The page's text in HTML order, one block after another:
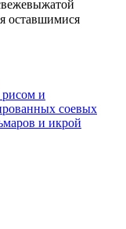
оставшимися
рисом и
соевых
и икрой